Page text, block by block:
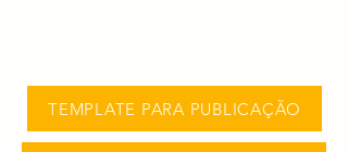
TEMPLATE PARA PUBLICAÇÃO